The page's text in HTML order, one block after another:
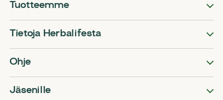
Tuotteemme
Tietoja Herbalifesta
Ohje
Jäsenille